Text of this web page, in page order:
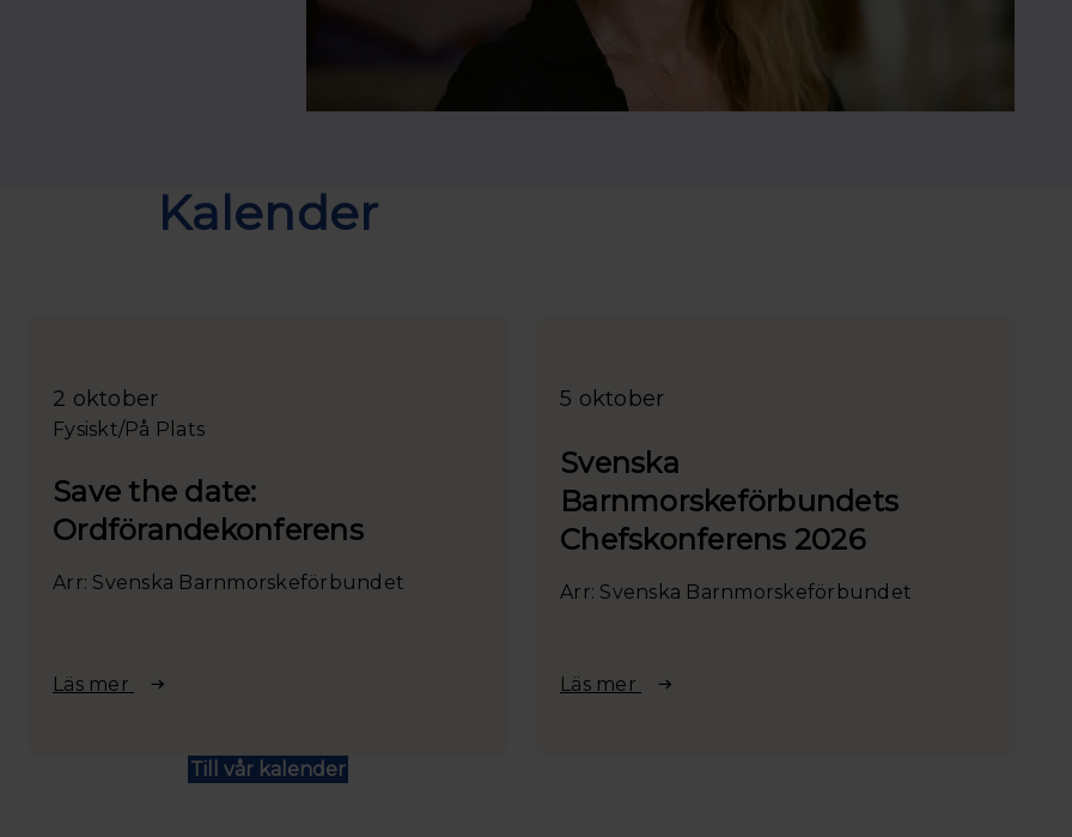
Kalender
2 oktober
Fysiskt/På Plats
Save the date:
Ordförandekonferens
Arr: Svenska Barnmorskeförbundet
Läs mer
5 oktober
Svenska
Barnmorskeförbundets
Chefskonferens 2026
Arr: Svenska Barnmorskeförbundet
Läs mer
Till vår kalender